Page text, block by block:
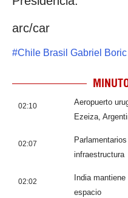
arc/car
#Chile Brasil Gabriel
02:10
Aeropuerto
Ezeiza,
02:07
infraestructura
02:02
India
espacio